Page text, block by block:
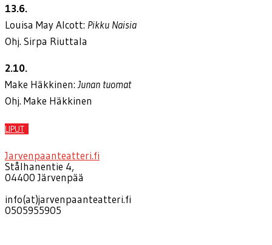
13.6.
Louisa May Alcott: Pikku Naisia
Ohj. Sirpa Riuttala
2.10.
Make Häkkinen: Junan tuomat
Ohj. Make Häkkinen
LIPUT
Jarvenpaanteatteri.fi
Stålhanentie 4,
04400 Järvenpää
info(at)jarvenpaanteatteri.fi
0505955905